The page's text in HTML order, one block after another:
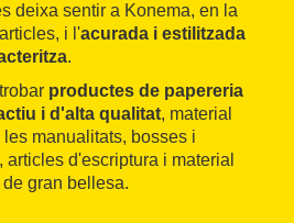
deixa sentir a Konema, en la
i l'acurada i estilitzada
.
productes de papereria
i d'alta qualitat, material
manualitats, bosses i
d'escriptura i material
gran bellesa.